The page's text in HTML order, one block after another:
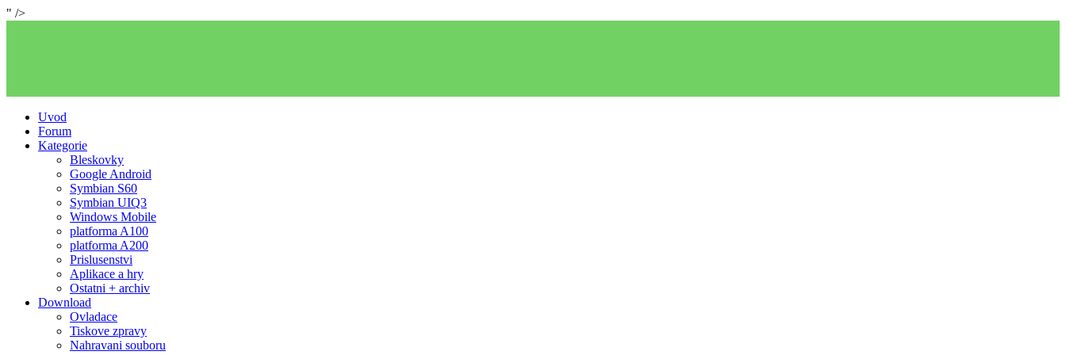
" />
Uvod
Forum
Kategorie
Bleskovky
Google Android
Symbian S60
Symbian UIQ3
Windows Mobile
platforma A100
platforma A200
Prislusenstvi
Aplikace a hry
Ostatni + archiv
Download
Ovladace
Tiskove zpravy
Nahravani souboru